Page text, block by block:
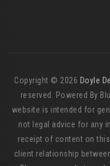
Copyright © 2026 Doyle
reserved. Powered By
website is intended for
not legal advice for any
receipt of content on
client relationship